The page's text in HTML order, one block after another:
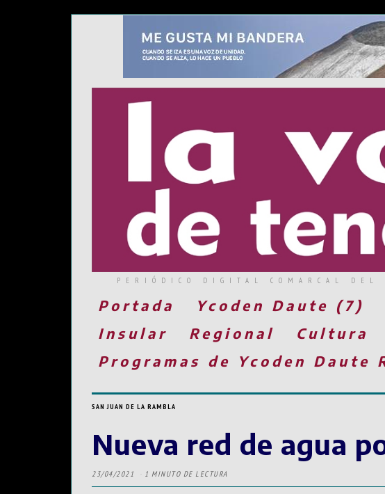
PERIÓDICO DIGITAL COMARCAL
Portada Ycoden Daute (7)
Insular
Regional Cultura
Programas de Ycoden Daute
SAN JUAN DE LA RAMBLA
Nueva red de agua
23/04/2021 1 MINUTO DE LECTURA